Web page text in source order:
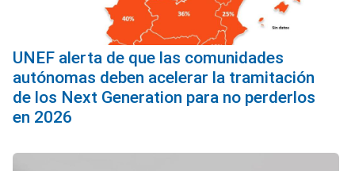
UNEF alerta de que las comunidades
autónomas deben acelerar la tramitación
de los Next Generation para no perderlos
en 2026